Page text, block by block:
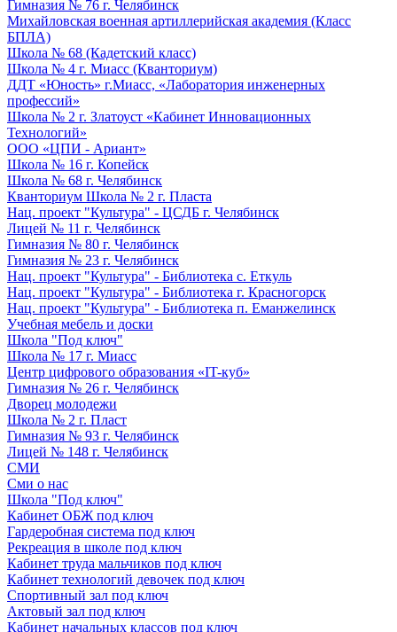
Гимназия № 76 г. Челябинск
Михайловская военная артиллерийская академия (Класс
БПЛА)
Школа № 68 (Кадетский класс)
Школа № 4 г. Миасс (Кванториум)
ДДТ «Юность» г.Миасс, «Лаборатория инженерных
профессий»
Школа № 2 г. Златоуст «Кабинет Инновационных
Технологий»
ООО «ЦПИ - Ариант»
Школа № 16 г. Копейск
Школа № 68 г. Челябинск
Кванториум Школа № 2 г. Пласта
Нац. проект "Культура" - ЦСДБ г. Челябинск
Лицей № 11 г. Челябинск
Гимназия № 80 г. Челябинск
Гимназия № 23 г. Челябинск
Нац. проект "Культура" - Библиотека с. Еткуль
Нац. проект "Культура" - Библиотека г. Красногорск
Нац. проект "Культура" - Библиотека п. Еманжелинск
Учебная мебель и доски
Школа "Под ключ"
Школа № 17 г. Миасс
Центр цифрового образования «IT-куб»
Гимназия № 26 г. Челябинск
Дворец молодежи
Школа № 2 г. Пласт
Гимназия № 93 г. Челябинск
Лицей № 148 г. Челябинск
СМИ
Сми о нас
Школа "Под ключ"
Кабинет ОБЖ под ключ
Гардеробная система под ключ
Рекреация в школе под ключ
Кабинет труда мальчиков под ключ
Кабинет технологий девочек под ключ
Спортивный зал под ключ
Актовый зал под ключ
Кабинет начальных классов под ключ